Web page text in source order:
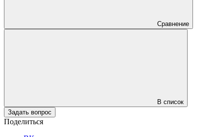
Сравнение
В список
Задать вопрос
Поделиться